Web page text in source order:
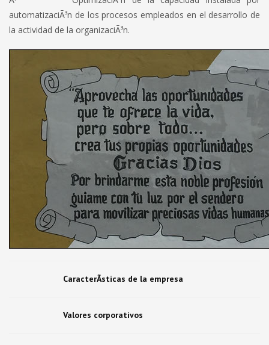
automatizaciÃ³n de los procesos empleados en el desarrollo de
la actividad de la organizaciÃ³n.
CaracterÃ­sticas de la empresa
Valores corporativos